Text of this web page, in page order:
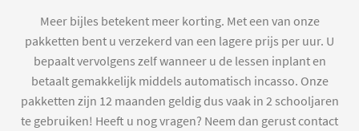
Meer bijles betekent meer korting. Met een van onze
pakketten bent u verzekerd van een lagere prijs per uur. U
bepaalt vervolgens zelf wanneer u de lessen inplant en
betaalt gemakkelijk middels automatisch incasso. Onze
pakketten zijn 12 maanden geldig dus vaak in 2 schooljaren
te gebruiken! Heeft u nog vragen? Neem dan gerust contact